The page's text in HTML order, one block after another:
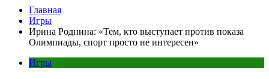
Главная
Игры
Ирина Роднина: «Тем, кто выступает против показа
Олимпиады, спорт просто не интересен»
Игры